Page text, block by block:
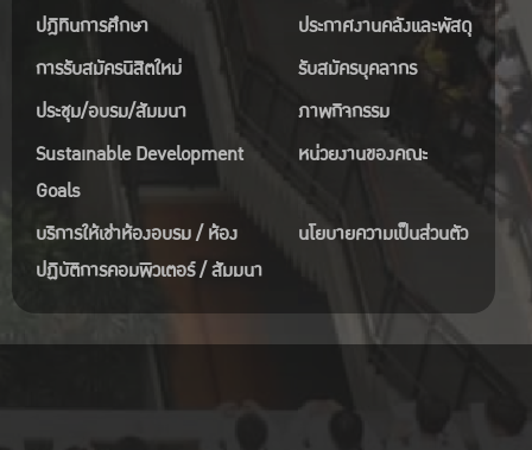
ปฎิทินการศึกษา
ประกาศงานคลังและพัสดุ
การรับสมัครนิสิตใหม่
รับสมัครบุคลากร
ประชุม/อบรม/สัมมนา
ภาพกิจกรรม
Sustainable Development
Goals
หน่วยงานของคณะ
บริการให้เช่าห้องอบรม / ห้อง
ปฏิบัติการคอมพิวเตอร์ / สัมมนา
นโยบายความเป็นส่วนตัว